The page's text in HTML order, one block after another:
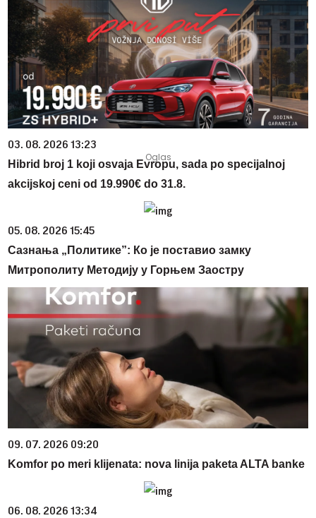
03. 08. 2026 13:23
Hibrid broj 1 koji osvaja Evropu, sada po specijalnoj
akcijskoj ceni od 19.990€ do 31.8.
05. 08. 2026 15:45
Сазнања „Политике”: Ко је поставио замку
Митрополиту Методију у Горњем Заостру
09. 07. 2026 09:20
Komfor po meri klijenata: nova linija paketa ALTA banke
06. 08. 2026 13:34